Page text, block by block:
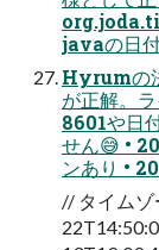
javaの⽇
Hyrumの
が正解。
8601や⽇
せん😅 •
ンあり •
// タイム